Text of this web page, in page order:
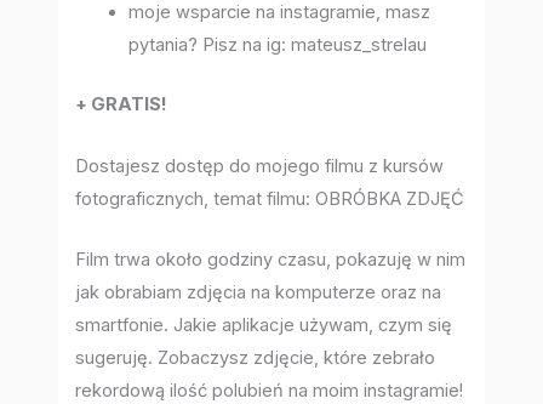
moje wsparcie na instagramie, masz
pytania? Pisz na ig: mateusz_strelau
+ GRATIS!
Dostajesz dostęp do mojego filmu z kursów
fotograficznych, temat filmu: OBRÓBKA ZDJĘĆ
Film trwa około godziny czasu, pokazuję w nim
jak obrabiam zdjęcia na komputerze oraz na
smartfonie. Jakie aplikacje używam, czym się
sugeruję. Zobaczysz zdjęcie, które zebrało
rekordową ilość polubień na moim instagramie!